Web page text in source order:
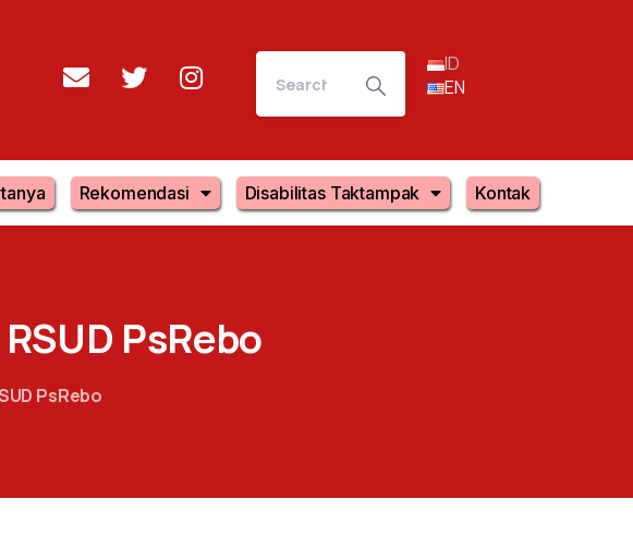
ID
EN
Rekomendasi Disabilitas Taktampak Kontak
RSUD PsRebo
PsRebo